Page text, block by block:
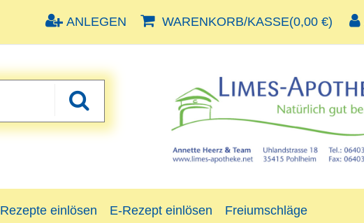
ANLEGEN WARENKORB/KASSE(0,00 €)
Rezepte einlösen E-Rezept einlösen Freiumschläge